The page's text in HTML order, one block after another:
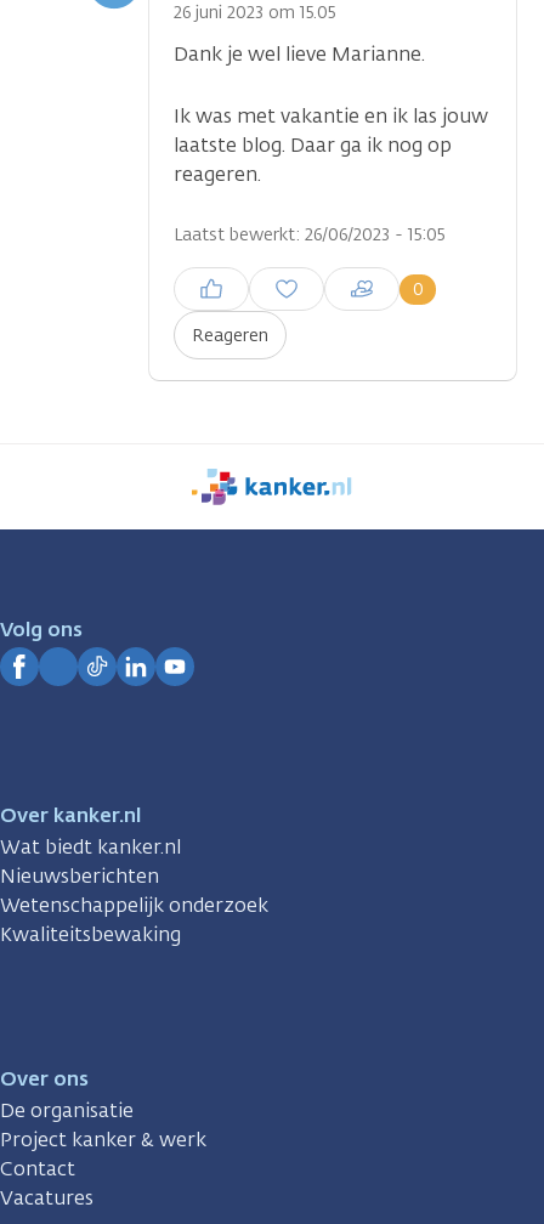
26 juni 2023 om 15.05
Dank je wel lieve Marianne.
Ik was met vakantie en ik las jouw
laatste blog. Daar ga ik nog op
reageren.
Laatst bewerkt: 26/06/2023 - 15:05
Reageren
0
Inloggen om een reactie te
plaatsen
We
zijn
Volg ons
Over kanker.nl
Wat biedt kanker.nl
Nieuwsberichten
Wetenschappelijk onderzoek
Kwaliteitsbewaking
Over ons
De organisatie
Project kanker & werk
Contact
Vacatures